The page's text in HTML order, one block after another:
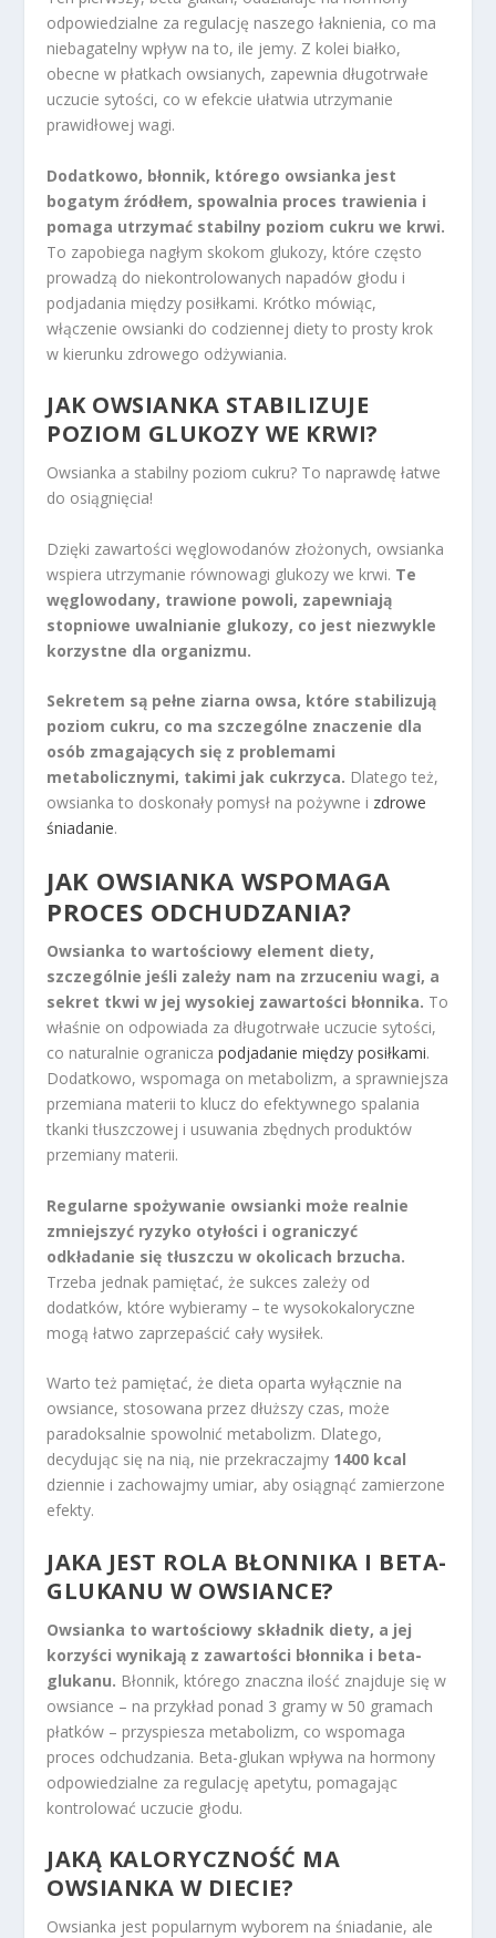
odpowiedzialne za regulację naszego łaknienia, co ma
niebagatelny wpływ na to, ile jemy. Z kolei białko,
obecne w płatkach owsianych, zapewnia długotrwałe
uczucie sytości, co w efekcie ułatwia utrzymanie
prawidłowej wagi.
Dodatkowo, błonnik, którego owsianka jest
bogatym źródłem, spowalnia proces trawienia i
pomaga utrzymać stabilny poziom cukru we krwi.
To zapobiega nagłym skokom glukozy, które często
prowadzą do niekontrolowanych napadów głodu i
podjadania między posiłkami. Krótko mówiąc,
włączenie owsianki do codziennej diety to prosty krok
w kierunku zdrowego odżywiania.
JAK OWSIANKA STABILIZUJE
POZIOM GLUKOZY WE KRWI?
Owsianka a stabilny poziom cukru? To naprawdę łatwe
do osiągnięcia!
Dzięki zawartości węglowodanów złożonych, owsianka
wspiera utrzymanie równowagi glukozy we krwi. Te
węglowodany, trawione powoli, zapewniają
stopniowe uwalnianie glukozy, co jest niezwykle
korzystne dla organizmu.
Sekretem są pełne ziarna owsa, które stabilizują
poziom cukru, co ma szczególne znaczenie dla
osób zmagających się z problemami
metabolicznymi, takimi jak cukrzyca. Dlatego też,
owsianka to doskonały pomysł na pożywne i zdrowe
śniadanie.
JAK OWSIANKA WSPOMAGA
PROCES ODCHUDZANIA?
Owsianka to wartościowy element diety,
szczególnie jeśli zależy nam na zrzuceniu wagi, a
sekret tkwi w jej wysokiej zawartości błonnika. To
właśnie on odpowiada za długotrwałe uczucie sytości,
co naturalnie ograniczapodjadanie między posiłkami.
Dodatkowo, wspomaga on metabolizm, a sprawniejsza
przemiana materii to klucz do efektywnego spalania
tkanki tłuszczowej i usuwania zbędnych produktów
przemiany materii.
Regularne spożywanie owsianki może realnie
zmniejszyć ryzyko otyłości i ograniczyć
odkładanie się tłuszczu w okolicach brzucha.
Trzeba jednak pamiętać, że sukces zależy od
dodatków, które wybieramy – te wysokokaloryczne
mogą łatwo zaprzepaścić cały wysiłek.
Warto też pamiętać, że dieta oparta wyłącznie na
owsiance, stosowana przez dłuższy czas, może
paradoksalnie spowolnić metabolizm. Dlatego,
decydując się na nią, nie przekraczajmy 1400 kcal
dziennie i zachowajmy umiar, aby osiągnąć zamierzone
efekty.
JAKA JEST ROLA BŁONNIKA I BETA-
GLUKANU W OWSIANCE?
Owsianka to wartościowy składnik diety, a jej
korzyści wynikają z zawartości błonnika i beta-
glukanu. Błonnik, którego znaczna ilość znajduje się w
owsiance – na przykład ponad 3 gramy w 50 gramach
płatków – przyspiesza metabolizm, co wspomaga
proces odchudzania. Beta-glukan wpływa na hormony
odpowiedzialne za regulację apetytu, pomagając
kontrolować uczucie głodu.
JAKĄ KALORYCZNOŚĆ MA
OWSIANKA W DIECIE?
Owsianka jest popularnym wyborem na śniadanie, ale